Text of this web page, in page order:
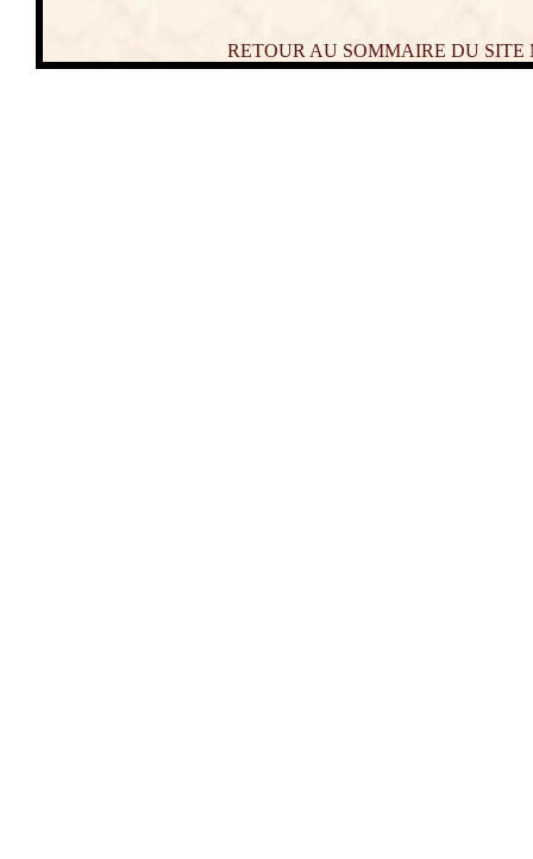
RETOUR AU SOMMAIRE DU